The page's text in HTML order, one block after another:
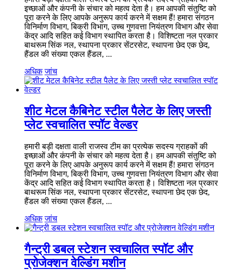
इच्छाओं और कंपनी के संचार को महत्व देता है। हम आपकी संतुष्टि को
पूरा करने के लिए आपके अनुरूप कार्य करने में सक्षम हैं! हमारा संगठन
विनिर्माण विभाग, बिक्री विभाग, उच्च गुणवत्ता नियंत्रण विभाग और सेवा
केंद्र आदि सहित कई विभाग स्थापित करता है। विशिष्टता नल प्रकार
बाथरूम सिंक नल, स्थापना प्रकार सेंटरसेट, स्थापना छेद एक छेद,
हैंडल की संख्या एकल हैंडल, ...
अधिक जांच
शीट मेटल कैबिनेट स्टील पैलेट के लिए जस्ती
प्लेट स्वचालित स्पॉट वेल्डर
हमारी बड़ी दक्षता वाली राजस्व टीम का प्रत्येक सदस्य ग्राहकों की
इच्छाओं और कंपनी के संचार को महत्व देता है। हम आपकी संतुष्टि को
पूरा करने के लिए आपके अनुरूप कार्य करने में सक्षम हैं! हमारा संगठन
विनिर्माण विभाग, बिक्री विभाग, उच्च गुणवत्ता नियंत्रण विभाग और सेवा
केंद्र आदि सहित कई विभाग स्थापित करता है। विशिष्टता नल प्रकार
बाथरूम सिंक नल, स्थापना प्रकार सेंटरसेट, स्थापना छेद एक छेद,
हैंडल की संख्या एकल हैंडल, ...
अधिक जांच
गैन्ट्री डबल स्टेशन स्वचालित स्पॉट और
प्रोजेक्शन वेल्डिंग मशीन